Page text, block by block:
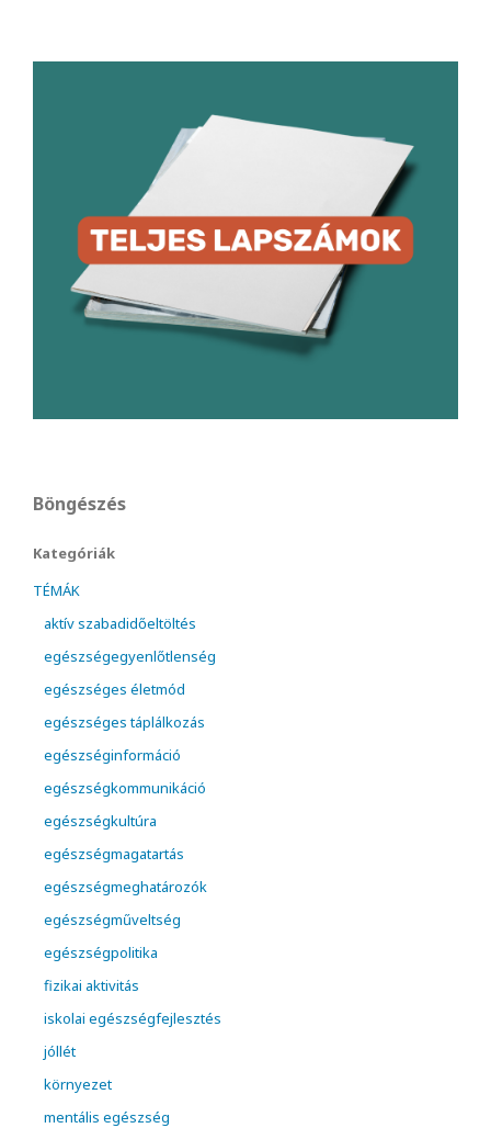
Böngészés
Kategóriák
TÉMÁK
aktív szabadidőeltöltés
egészségegyenlőtlenség
egészséges életmód
egészséges táplálkozás
egészséginformáció
egészségkommunikáció
egészségkultúra
egészségmagatartás
egészségmeghatározók
egészségműveltség
egészségpolitika
fizikai aktivitás
iskolai egészségfejlesztés
jóllét
környezet
mentális egészség